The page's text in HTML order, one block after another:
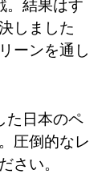
。結果はす
しました
ーンを通し
た日本のペ
圧倒的なレ
さい。